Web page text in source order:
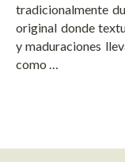
tradicionalmente
original donde
y maduraciones
como …